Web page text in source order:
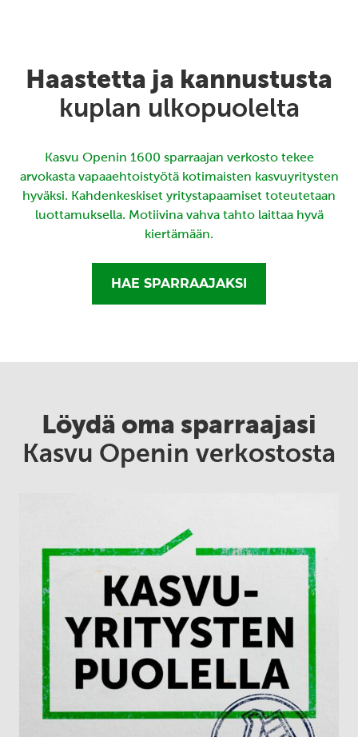
Haastetta ja kannustusta
kuplan ulkopuolelta
Kasvu Openin 1600 sparraajan verkosto tekee
arvokasta vapaaehtoistyötä kotimaisten kasvuyritysten
hyväksi. Kahdenkeskiset yritystapaamiset toteutetaan
luottamuksella. Motiivina vahva tahto laittaa hyvä
kiertämään.
HAE SPARRAAJAKSI
Löydä oma sparraajasi
Kasvu Openin verkostosta